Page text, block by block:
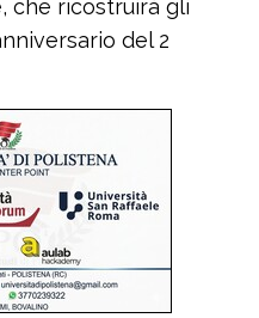
che ricostruirà gli
del 2